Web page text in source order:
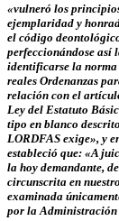
«vulneró los
ejemplaridad y
el código
perfeccionándose
identificarse la
reales Ordenanzas
relación con el
Ley del Estatuto
tipo en blanco
LORDFAS exige», y
estableció que: «A
la hoy demandante,
circunscrita en
examinada
por la Administración